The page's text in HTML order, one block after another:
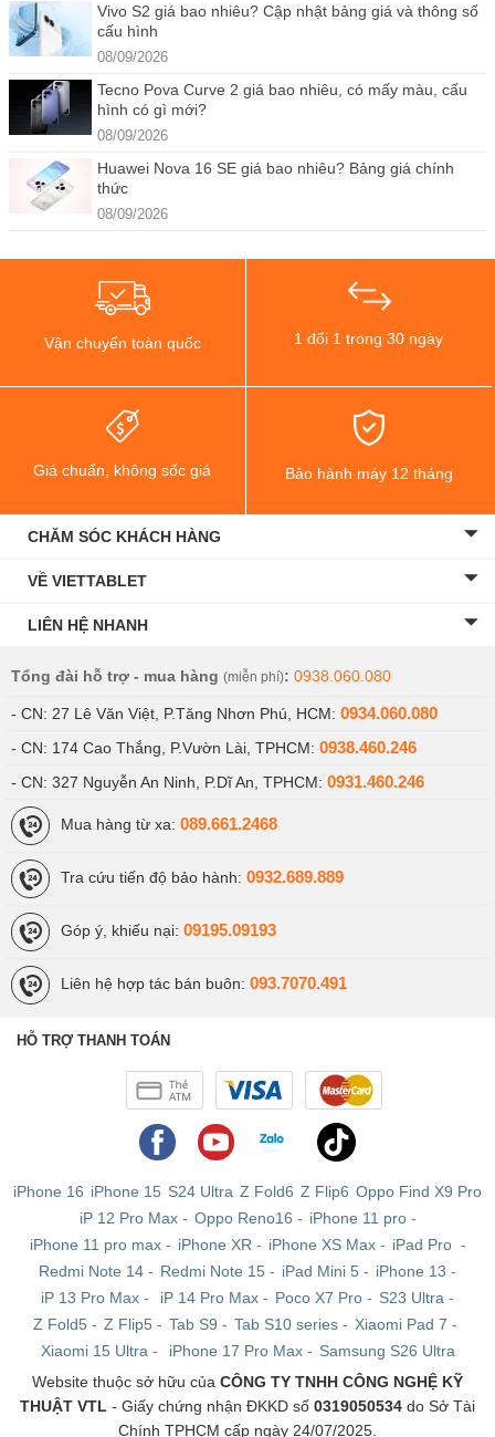
Vivo S2 giá bao nhiêu? Cập nhật bảng giá và thông số
cấu hình
08/09/2026
Tecno Pova Curve 2 giá bao nhiêu, có mấy màu, cấu
hình có gì mới?
08/09/2026
Huawei Nova 16 SE giá bao nhiêu? Bảng giá chính
thức
08/09/2026
Vận chuyển toàn quốc 1 đổi 1 trong 30 ngày
Giá chuẩn, không sốc giá Bảo hành máy 12 tháng
CHĂM SÓC KHÁCH HÀNG
VỀ VIETTABLET
LIÊN HỆ NHANH
Tổng đài hỗ trợ - mua hàng (miễn phí): 0938.060.080
- CN: 27 Lê Văn Việt, P.Tăng Nhơn Phú, HCM: 0934.060.080
- CN: 174 Cao Thắng, P.Vườn Lài, TPHCM: 0938.460.246
- CN: 327 Nguyễn An Ninh, P.Dĩ An, TPHCM: 0931.460.246
Mua hàng từ xa: 089.661.2468
Tra cứu tiến độ bảo hành: 0932.689.889
Góp ý, khiếu nại: 09195.09193
Liên hệ hợp tác bán buôn: 093.7070.491
HỖ TRỢ THANH TOÁN
iPhone 16 iPhone 15 S24 Ultra Z Fold6 Z Flip6 Oppo Find X9 Pro
iP 12 Pro Max- Oppo Reno16 - iPhone 11 pro-
iPhone 11 pro max- iPhone XR - iPhone XS Max- iPad Pro -
Redmi Note 14 - Redmi Note 15 - iPad Mini 5 - iPhone 13 -
iP 13 Pro Max - iP 14 Pro Max - Poco X7 Pro - S23 Ultra -
Z Fold5 - Z Flip5 - Tab S9 - Tab S10 series - Xiaomi Pad 7 -
Xiaomi 15 Ultra - iPhone 17 Pro Max- Samsung S26 Ultra
Website thuộc sở hữu của CÔNG TY TNHH CÔNG NGHỆ KỸ
THUẬT VTL - Giấy chứng nhận ĐKKD số 0319050534 do Sở Tài
Chính TPHCM cấp ngày 24/07/2025.